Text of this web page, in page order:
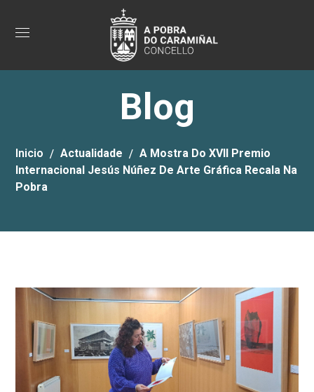
Blog
Inicio Actualidade
A Mostra Do XVII Premio
Internacional Jesús Núñez De Arte Gráfica Recala Na
Pobra